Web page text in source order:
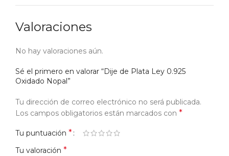
Valoraciones
No hay valoraciones aún.
Sé el primero en valorar “Dije de Plata Ley 0.925
Oxidado Nopal”
Tu dirección de correo electrónico no será publicada.
Los campos obligatorios están marcados con *
Tu puntuación *
Tu valoración *